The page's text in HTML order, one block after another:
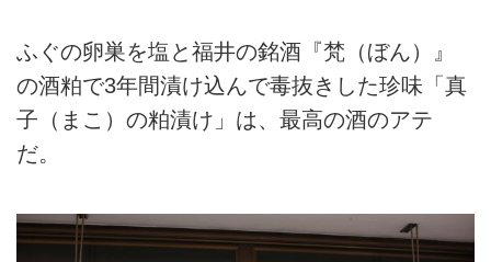
ふぐの卵巣を塩と福井の銘酒『梵（ぼん）』
の酒粕で3年間漬け込んで毒抜きした珍味「真
子（まこ）の粕漬け」は、最高の酒のアテ
だ。